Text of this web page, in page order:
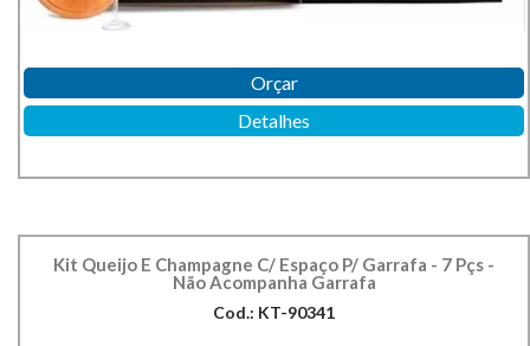
Orçar
Detalhes
Kit Queijo E Champagne C/ Espaço P/ Garrafa - 7 Pçs -
Não Acompanha Garrafa
Cod.: KT-90341